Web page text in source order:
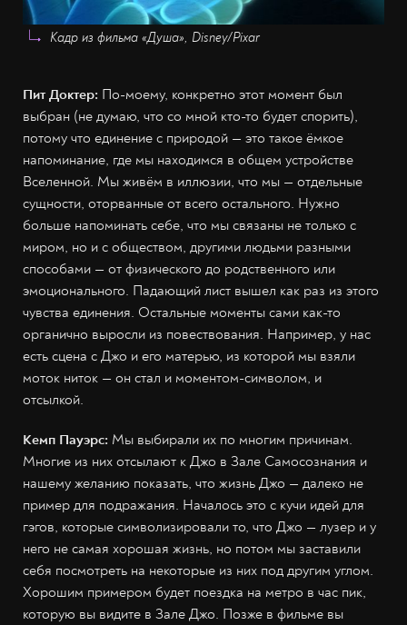
Кадр из фильма «Душа», Disney/Pixar
Пит Доктер: По-моему, конкретно этот момент был
выбран (не думаю, что со мной кто-то будет спорить),
потому что единение с природой — это такое ёмкое
напоминание, где мы находимся в общем устройстве
Вселенной. Мы живём в иллюзии, что мы — отдельные
сущности, оторванные от всего остального. Нужно
больше напоминать себе, что мы связаны не только с
миром, но и с обществом, другими людьми разными
способами — от физического до родственного или
эмоционального. Падающий лист вышел как раз из этого
чувства единения. Остальные моменты сами как-то
органично выросли из повествования. Например, у нас
есть сцена с Джо и его матерью, из которой мы взяли
моток ниток — он стал и моментом-символом, и
отсылкой.
Кемп Пауэрс: Мы выбирали их по многим причинам.
Многие из них отсылают к Джо в Зале Самосознания и
нашему желанию показать, что жизнь Джо — далеко не
пример для подражания. Началось это с кучи идей для
гэгов, которые символизировали то, что Джо — лузер и у
него не самая хорошая жизнь, но потом мы заставили
себя посмотреть на некоторые из них под другим углом.
Хорошим примером будет поездка на метро в час пик,
которую вы видите в Зале Джо. Позже в фильме вы